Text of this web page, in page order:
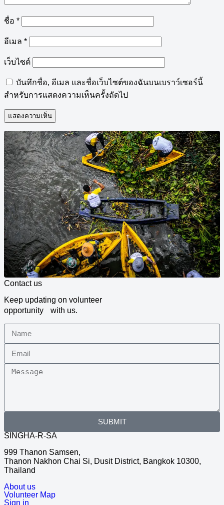
ชื่อ *
อีเมล *
เว็บไซต์
บันทึกชื่อ, อีเมล และชื่อเว็บไซต์ของฉันบนเบราว์เซอร์นี้
สำหรับการแสดงความเห็นครั้งถัดไป
Contact us
Keep updating on volunteer
opportunity with us.
SUBMIT
SINGHA-R-SA
999 Thanon Samsen,
Thanon Nakhon Chai Si, Dusit District, Bangkok 10300,
Thailand
About us
Volunteer Map
Sign in